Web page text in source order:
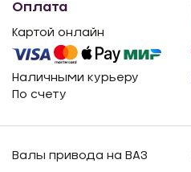
Оплата
Картой онлайн
Наличными курьеру
По счету
Валы привода на ВАЗ